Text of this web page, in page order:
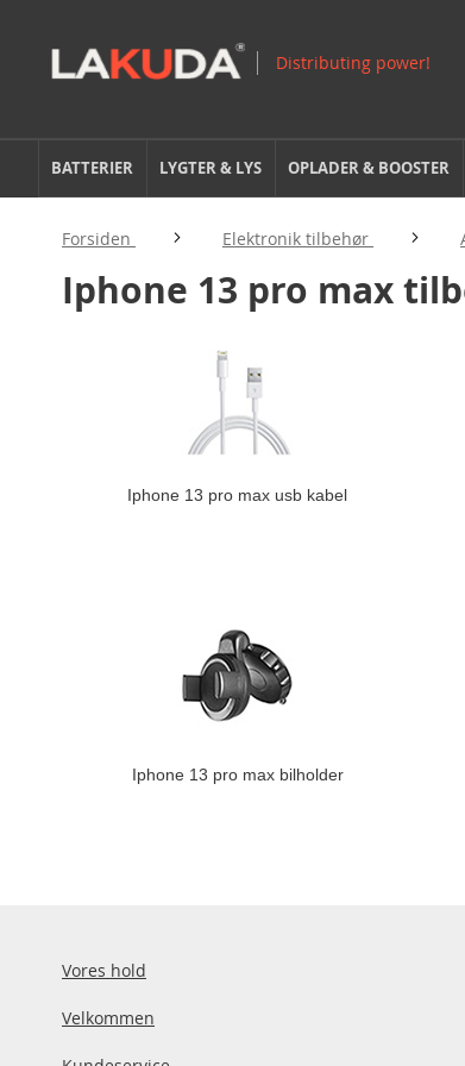
BATTERIER LYGTER & LYS OPLADER & BOOSTER
Forsiden Elektronik tilbehør
Iphone 13 pro max
Iphone 13 pro max usb kabel
Iphone 13 pro max bilholder
Vores hold
Velkommen